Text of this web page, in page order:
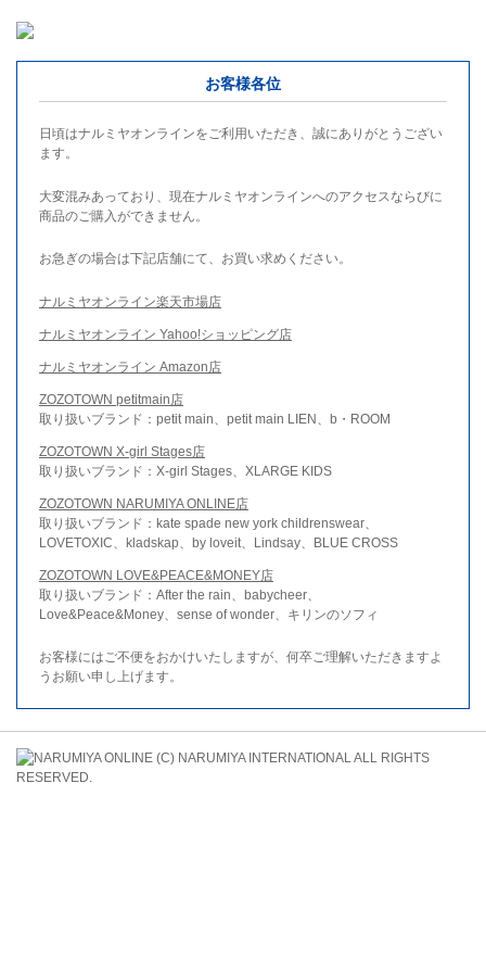
お客様各位
日頃はナルミヤオンラインをご利用いただき、誠にありがとうござい
ます。
大変混みあっており、現在ナルミヤオンラインへのアクセスならびに
商品のご購入ができません。
お急ぎの場合は下記店舗にて、お買い求めください。
ナルミヤオンライン楽天市場店
ナルミヤオンライン Yahoo!ショッピング店
ナルミヤオンライン Amazon店
ZOZOTOWN petitmain店
取り扱いブランド：petit main、petit main LIEN、b・ROOM
ZOZOTOWN X-girl Stages店
取り扱いブランド：X-girl Stages、XLARGE KIDS
ZOZOTOWN NARUMIYA ONLINE店
取り扱いブランド：kate spade new york childrenswear、
LOVETOXIC、kladskap、by loveit、Lindsay、BLUE CROSS
ZOZOTOWN LOVE&PEACE&MONEY店
取り扱いブランド：After the rain、babycheer、
Love&Peace&Money、sense of wonder、キリンのソフィ
お客様にはご不便をおかけいたしますが、何卒ご理解いただきますよ
うお願い申し上げます。